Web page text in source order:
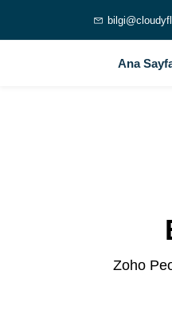
Ana
Zoho